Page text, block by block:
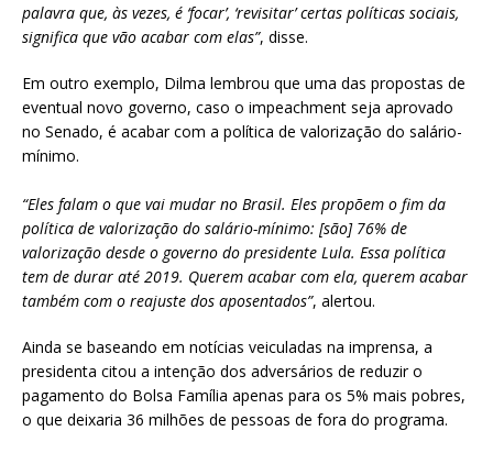
palavra que, às vezes, é ‘focar’, ‘revisitar’ certas políticas sociais,
significa que vão acabar com elas”, disse.
Em outro exemplo, Dilma lembrou que uma das propostas de
eventual novo governo, caso o impeachment seja aprovado
no Senado, é acabar com a política de valorização do salário-
mínimo.
“Eles falam o que vai mudar no Brasil. Eles propõem o fim da
política de valorização do salário-mínimo: [são] 76% de
valorização desde o governo do presidente Lula. Essa política
tem de durar até 2019. Querem acabar com ela, querem acabar
também com o reajuste dos aposentados”, alertou.
Ainda se baseando em notícias veiculadas na imprensa, a
presidenta citou a intenção dos adversários de reduzir o
pagamento do Bolsa Família apenas para os 5% mais pobres,
o que deixaria 36 milhões de pessoas de fora do programa.